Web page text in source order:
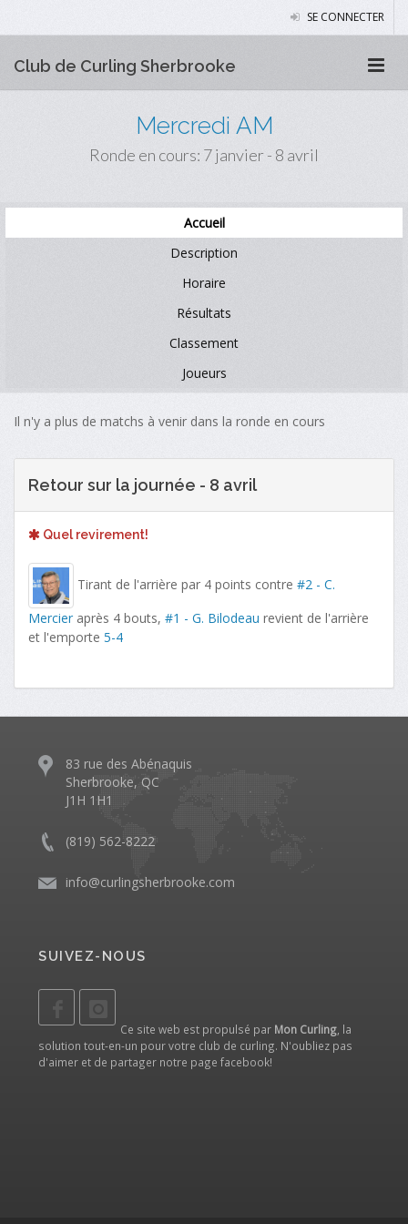
SE CONNECTER
Club de Curling Sherbrooke
Mercredi AM
Ronde en cours: 7 janvier - 8 avril
Accueil
Description
Horaire
Résultats
Classement
Joueurs
Il n'y a plus de matchs à venir dans la ronde en cours
Retour sur la journée - 8 avril
Quel revirement!
Tirant de l'arrière par 4 points contre #2 - C.
Mercier après 4 bouts, #1 - G. Bilodeau revient de l'arrière
et l'emporte 5-4
83 rue des Abénaquis
Sherbrooke, QC
J1H 1H1
(819) 562-8222
info@curlingsherbrooke.com
SUIVEZ-NOUS
Ce site web est propulsé par Mon Curling, la
solution tout-en-un pour votre club de curling. N'oubliez pas
d'aimer et de partager notre page facebook!